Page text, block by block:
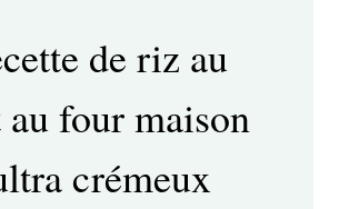
de riz au
four maison
crémeux